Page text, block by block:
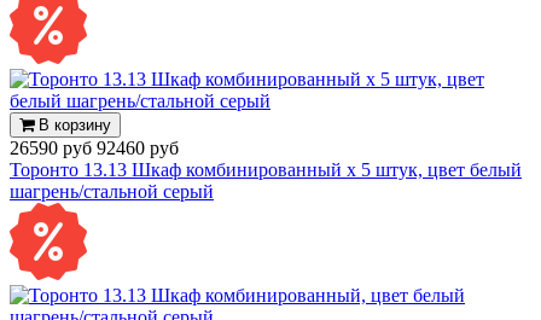
В корзину
26590 руб 92460 руб
Торонто 13.13 Шкаф комбинированный х 5 штук, цвет белый
шагрень/стальной серый